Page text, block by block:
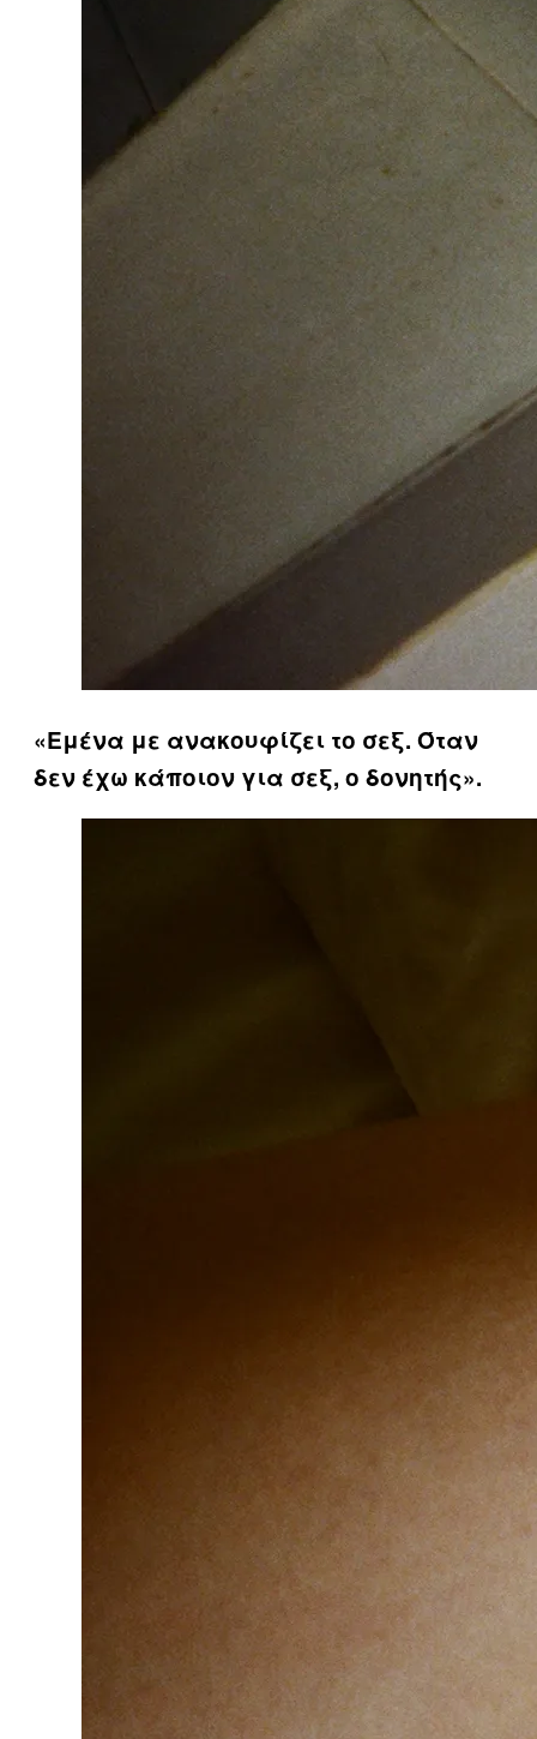
«Εμένα με ανακουφίζει το σεξ. Όταν
δεν έχω κάποιον για σεξ, ο δονητής».